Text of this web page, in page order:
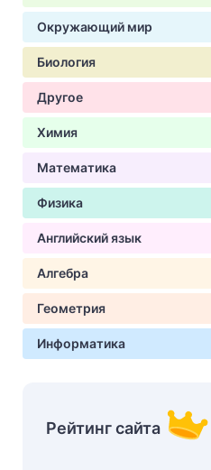
Окружающий мир
Биология
Другое
Химия
Математика
Физика
Английский язык
Алгебра
Геометрия
Информатика
Рейтинг сайта